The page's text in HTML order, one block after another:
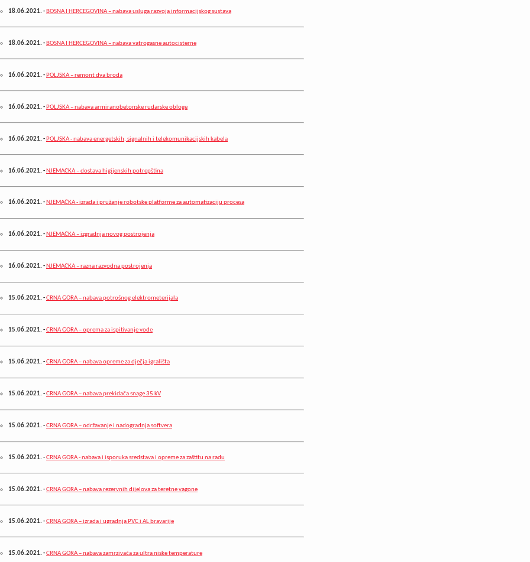
18.06.2021.- BOSNA I HERCEGOVINA – nabava usluga razvoja informacijskog sustava
18.06.2021.- BOSNA I HERCEGOVINA – nabava vatrogasne autocisterne
16.06.2021.- POLJSKA – remont dva broda
16.06.2021.- POLJSKA – nabava armiranobetonske rudarske obloge
16.06.2021.- POLJSKA - nabava energetskih, signalnih i telekomunikacijskih kabela
16.06.2021.- NJEMAČKA – dostava higijenskih potrepština
16.06.2021.-NJEMAČKA - izrada i pružanje robotske platforme za automatizaciju procesa
16.06.2021.-NJEMAČKA – izgradnja novog postrojenja
16.06.2021.-NJEMAČKA – razna razvodna postrojenja
15.06.2021.-CRNA GORA – nabava potrošnog elektrometerijala
15.06.2021.-CRNA GORA – oprema za ispitivanje vode
15.06.2021.-CRNA GORA – nabava opreme za dječja igrališta
15.06.2021.-CRNA GORA – nabava prekidača snage 35 kV
15.06.2021.-CRNA GORA – održavanje i nadogradnja softvera
15.06.2021.-CRNA GORA - nabava i isporuka sredstava i opreme za zaštitu na radu
15.06.2021.-CRNA GORA – nabava rezervnih dijelova za teretne vagone
15.06.2021.-CRNA GORA – izrada i ugradnja PVC i AL bravarije
15.06.2021.-CRNA GORA – nabava zamrzivača za ultra niske temperature